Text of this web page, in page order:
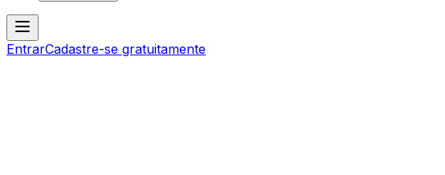
EntrarCadastre-se gratuitamente